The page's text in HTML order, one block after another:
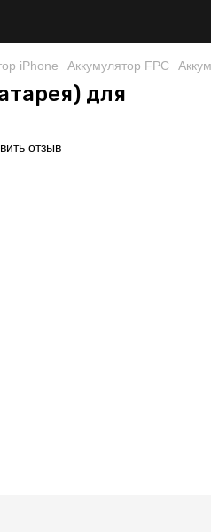
iPhone Аккумулятор FPC
для
отзыв